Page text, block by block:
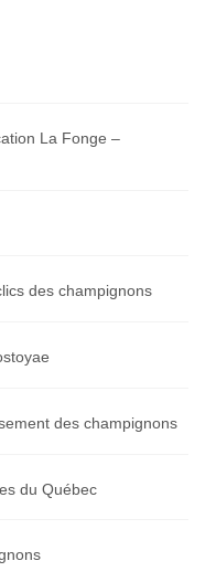
La Fonge –
des champignons
des champignons
du Québec